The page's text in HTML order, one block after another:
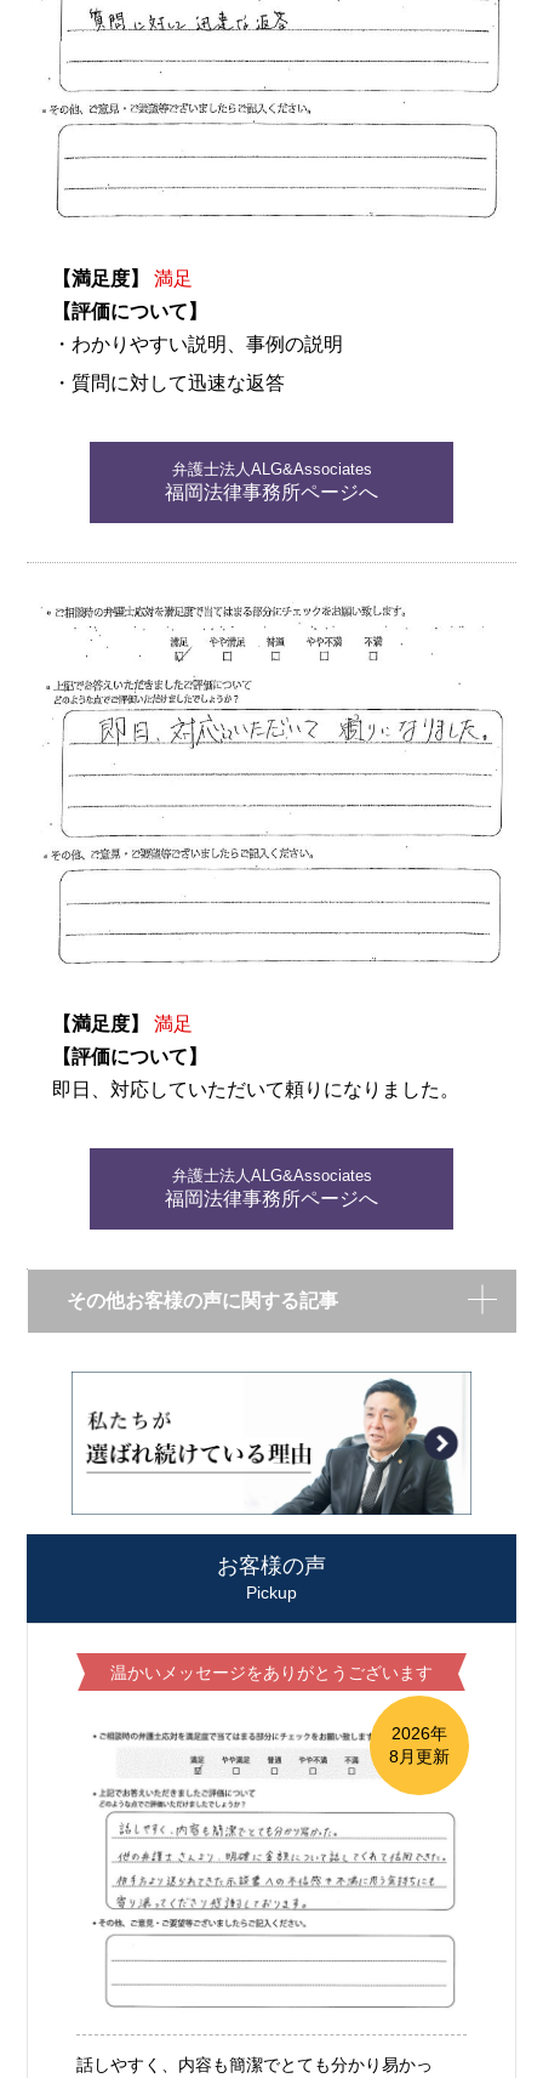
【満足度】
満足
【評価について】
・わかりやすい説明、事例の説明
・質問に対して迅速な返答
弁護士法人ALG&Associates
福岡法律事務所ページへ
【満足度】
満足
【評価について】
即日、対応していただいて頼りになりました。
弁護士法人ALG&Associates
福岡法律事務所ページへ
その他お客様の声に関する記事
お客様の声
Pickup
温かいメッセージをありがとうございます
2026年
8月更新
話しやすく、内容も簡潔でとても分かり易かっ